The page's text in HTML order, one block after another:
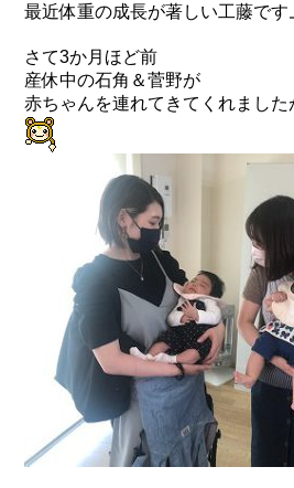
最近体重の成長が著しい工藤です
さて3か月ほど前
産休中の石角＆菅野が
赤ちゃんを連れてきてくれまし